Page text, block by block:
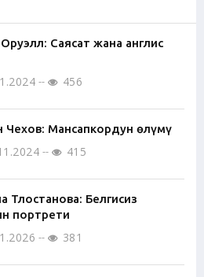
Саясат жана англис
456
Чехов: Мансапкордун өлүмү
415
Тлостанова: Белгисиз
портрети
381